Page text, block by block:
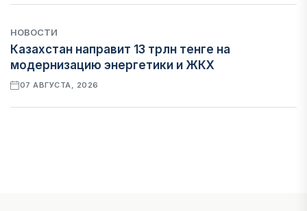
НОВОСТИ
Казахстан направит 13 трлн тенге на
модернизацию энергетики и ЖКХ
07 АВГУСТА, 2026